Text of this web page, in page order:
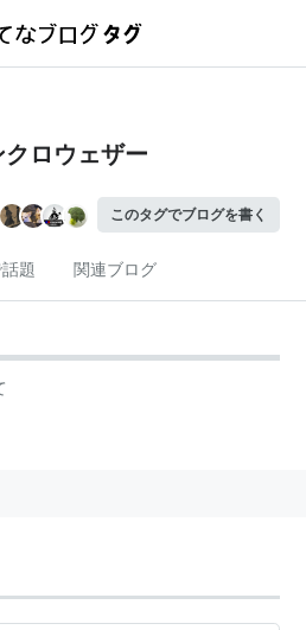
クロウェザー
このタグでブログを書く
題 関連ブログ